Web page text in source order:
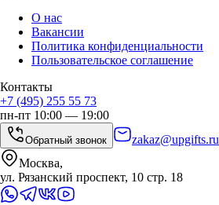
О нас
Вакансии
Политика конфиденциальности
Пользовательское соглашение
Контакты
+7 (495) 255 55 73
пн-пт 10:00 — 19:00
Обратный звонок
zakaz@upgifts.ru
Москва,
ул. Рязанский проспект, 10 стр. 18